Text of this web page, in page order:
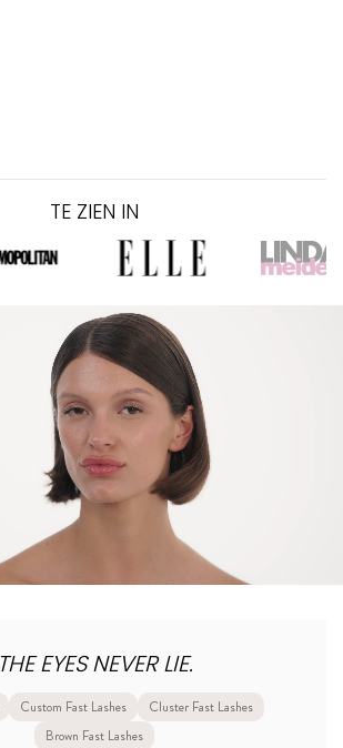
TE ZIEN IN
THE EYES NEVER LIE.
Custom Fast Lashes
Cluster Fast Lashes
Brown Fast Lashes